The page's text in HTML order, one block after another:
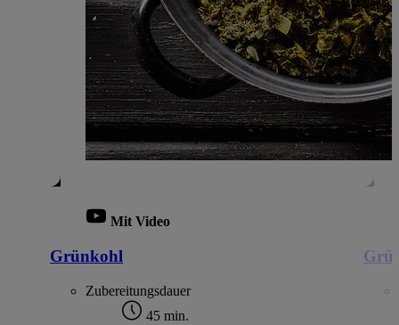
Mit Video
Grünkohl
Zubereitungsdauer
45 min.